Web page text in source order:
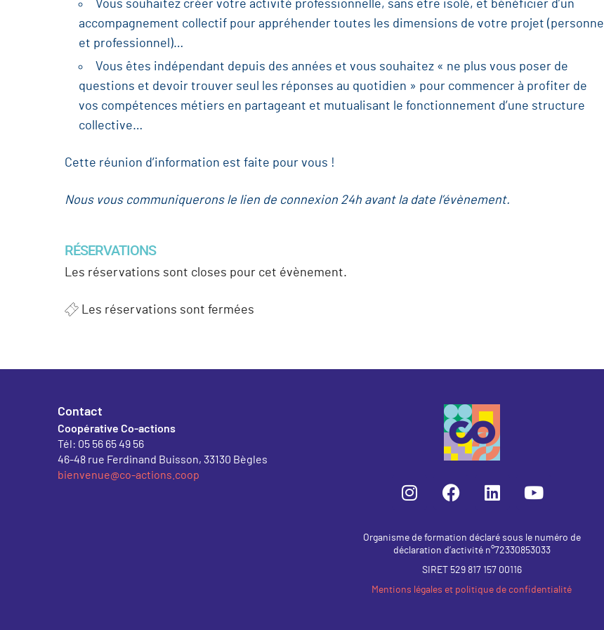
Vous souhaitez créer votre activité professionnelle, sans être isolé, et bénéficier d’un
accompagnement collectif pour appréhender toutes les dimensions de votre projet (personnel
et professionnel)…
Vous êtes indépendant depuis des années et vous souhaitez « ne plus vous poser de
questions et devoir trouver seul les réponses au quotidien » pour commencer à profiter de
vos compétences métiers en partageant et mutualisant le fonctionnement d’une structure
collective…
Cette réunion d’information est faite pour vous !
Nous vous communiquerons le lien de connexion 24h avant la date l’évènement.
RÉSERVATIONS
Les réservations sont closes pour cet évènement.
Les réservations sont fermées
Contact
Coopérative Co-actions
Tél: 05 56 65 49 56
46-48 rue Ferdinand Buisson, 33130 Bègles
bienvenue@co-actions.coop
Organisme de formation déclaré sous le numéro de
déclaration d’activité n°72330853033
SIRET 529 817 157 00116
Mentions légales et politique de confidentialité